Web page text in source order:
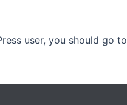
user, you should go to